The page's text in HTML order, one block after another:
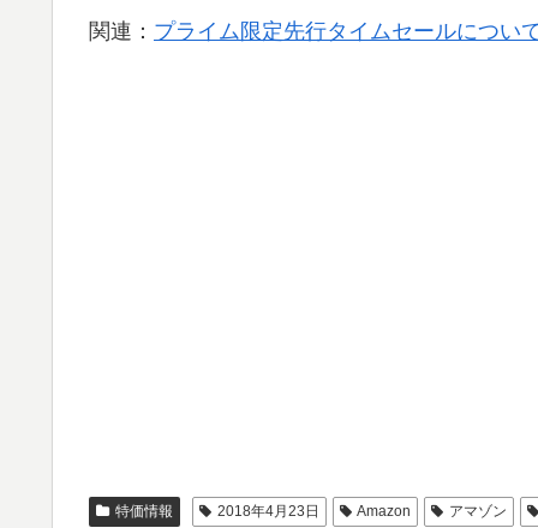
関連： プライム限定先行タイムセールについ
特価情報 2018年4月23日 Amazon アマゾン